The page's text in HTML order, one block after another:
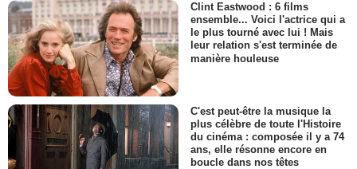
Clint Eastwood : 6 films
ensemble... Voici l'actrice qui a
le plus tourné avec lui ! Mais
leur relation s'est terminée de
manière houleuse
C'est peut-être la musique la
plus célèbre de toute l'Histoire
du cinéma : composée il y a 74
ans, elle résonne encore en
boucle dans nos têtes